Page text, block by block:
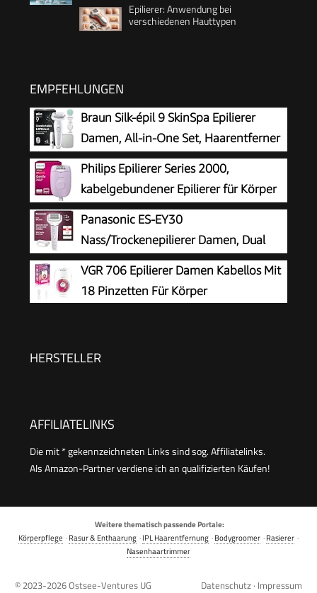
Epilierer: Anwendung bei
verschiedenen Hauttypen
EMPFEHLUNGEN
Braun Silk-épil 9 SkinSpa Epilierer
Damen, All-in-One Set, Haarentferner
für Langanhaltende Haarentfernung,
Ladyshaver, Wasserdicht — Inkl. Facespa
Gesichtshaarentferner — 9-381, Weiß/Silber
Philips Epilierer Series 2000,
kabelgebundener Epilierer für Körper
und empfindliche Bereiche, epilieren
und rasieren, Haarentferner für Damen, Modell
BRE237/00
Panasonic ES-EY30
Nass/Trockenepilierer Damen, Dual
Disc mit 60 Pinzetten, 90°
schwenkbarer Kopf, 3 Geschwindigkeiten & LED-
Licht, 30 Min. Betrieb, kabellos, Haarentferner.
VGR 706 Epilierer Damen Kabellos Mit
18 Pinzetten Für Körper
HERSTELLER
AFFILIATELINKS
Die mit * gekennzeichneten Links sind sog. Affiliatelinks.
Als Amazon-Partner verdiene ich an qualifizierten Käufen!
Weitere thematisch passende Portale:
Körperpflege ·Rasur & Enthaarung ·IPL Haarentfernung ·Bodygroomer ·Rasierer ·
Nasenhaartrimmer
© 2023-2026Ostsee-Ventures UG Datenschutz · Impressum